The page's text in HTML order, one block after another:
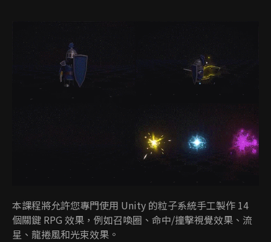
本課程將允許您專門使用 Unity 的粒子系統手工製作 14
個關鍵 RPG 效果，例如召喚圈、命中/撞擊視覺效果、流
星、龍捲風和光束效果。